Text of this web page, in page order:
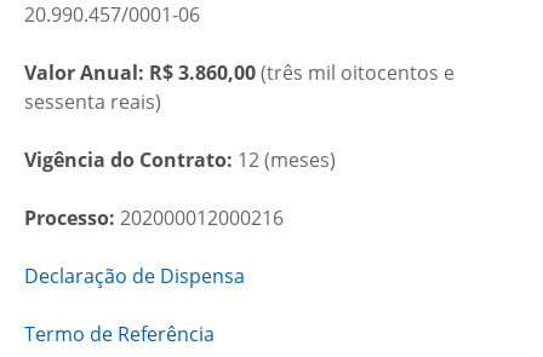
20.990.457/0001-06
Valor Anual: R$ 3.860,00(três mil oitocentos e
sessenta reais)
Vigência do Contrato: 12 (meses)
Processo: 202000012000216
Declaração de Dispensa
Termo de Referência